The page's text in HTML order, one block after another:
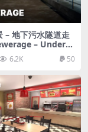
– 地下污水隧道走
– Undergr
Tunnels & Corr
6.2K 50